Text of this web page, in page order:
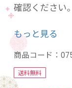
確認ください。
注）製作工
すのでご了承
もっと見る
商品コード：
送料無料